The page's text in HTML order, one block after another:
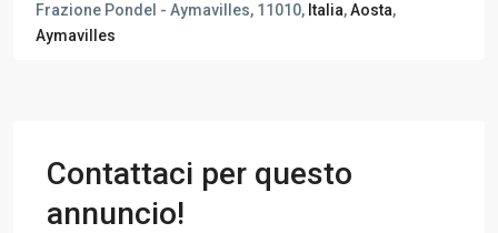
Frazione Pondel - Aymavilles, 11010, Italia,Aosta,
Aymavilles
Contattaci per questo
annuncio!